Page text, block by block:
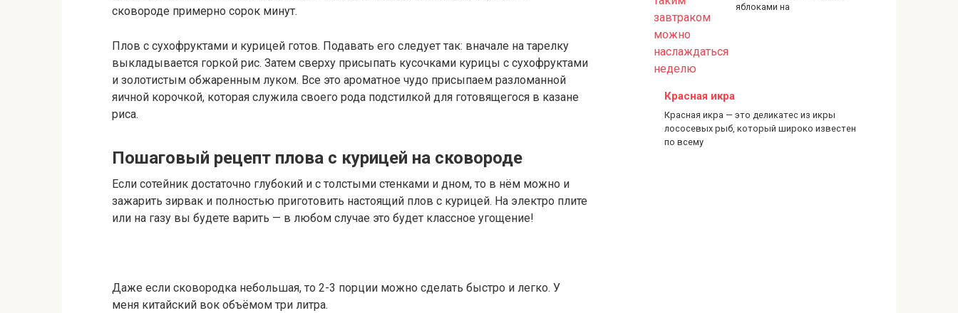
сковороде примерно сорок минут.
Плов с сухофруктами и курицей готов. Подавать его следует так: вначале на тарелку
выкладывается горкой рис. Затем сверху присыпать кусочками курицы с сухофруктами
и золотистым обжаренным луком. Все это ароматное чудо присыпаем разломанной
яичной корочкой, которая служила своего рода подстилкой для готовящегося в казане
риса.
Пошаговый рецепт плова с курицей на сковороде
Если сотейник достаточно глубокий и с толстыми стенками и дном, то в нём можно и
зажарить зирвак и полностью приготовить настоящий плов с курицей. На электро плите
или на газу вы будете варить — в любом случае это будет классное угощение!
Даже если сковородка небольшая, то 2-3 порции можно сделать быстро и легко. У
меня китайский вок объёмом три литра.
яблоками на
Красная икра
Красная икра — это деликатес из икры
лососевых рыб, который широко известен
по всему